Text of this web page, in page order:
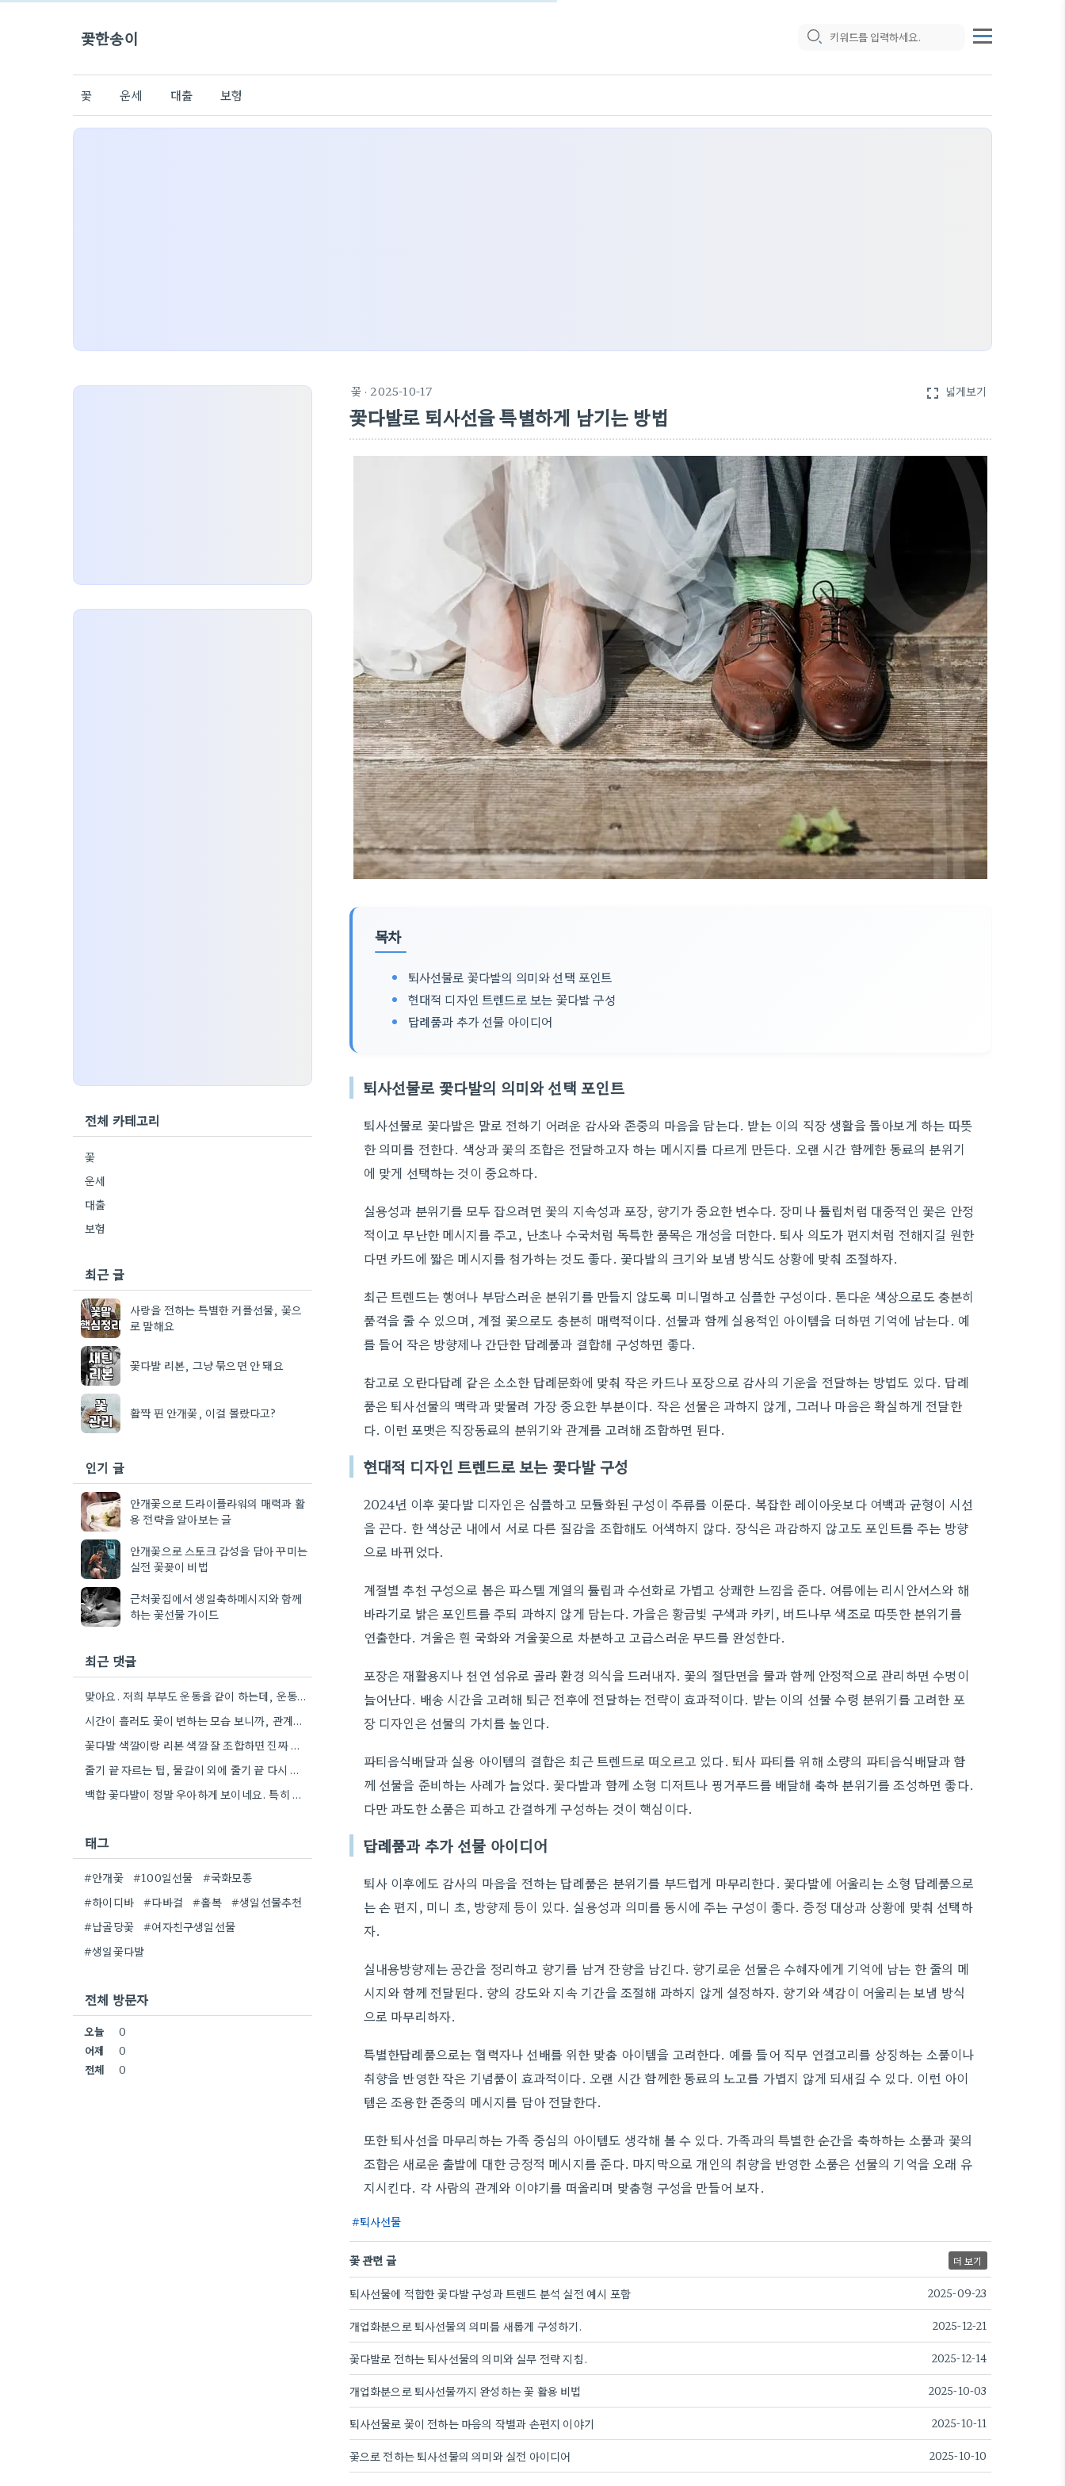
꽃한송이
꽃 운세 대출 보험
꽃· 2025-10-17 fullscreen 넓게보기
꽃다발로 퇴사선을 특별하게 남기는 방법
목차
퇴사선물로 꽃다발의 의미와 선택 포인트
현대적 디자인 트렌드로 보는 꽃다발 구성
답례품과 추가 선물 아이디어
퇴사선물로 꽃다발의 의미와 선택 포인트
퇴사선물로 꽃다발은 말로 전하기 어려운 감사와 존중의 마음을 담는다. 받는 이의 직장 생활을 돌아보게 하는 따뜻
한 의미를 전한다. 색상과 꽃의 조합은 전달하고자 하는 메시지를 다르게 만든다. 오랜 시간 함께한 동료의 분위기
에 맞게 선택하는 것이 중요하다.
실용성과 분위기를 모두 잡으려면 꽃의 지속성과 포장, 향기가 중요한 변수다. 장미나 튤립처럼 대중적인 꽃은 안정
적이고 무난한 메시지를 주고, 난초나 수국처럼 독특한 품목은 개성을 더한다. 퇴사 의도가 편지처럼 전해지길 원한
다면 카드에 짧은 메시지를 첨가하는 것도 좋다. 꽃다발의 크기와 보냄 방식도 상황에 맞춰 조절하자.
최근 트렌드는 행여나 부담스러운 분위기를 만들지 않도록 미니멀하고 심플한 구성이다. 톤다운 색상으로도 충분히
품격을 줄 수 있으며, 계절 꽃으로도 충분히 매력적이다. 선물과 함께 실용적인 아이템을 더하면 기억에 남는다. 예
를 들어 작은 방향제나 간단한 답례품과 결합해 구성하면 좋다.
참고로 오란다답례 같은 소소한 답례문화에 맞춰 작은 카드나 포장으로 감사의 기운을 전달하는 방법도 있다. 답례
품은 퇴사선물의 맥락과 맞물려 가장 중요한 부분이다. 작은 선물은 과하지 않게, 그러나 마음은 확실하게 전달한
다. 이런 포맷은 직장동료의 분위기와 관계를 고려해 조합하면 된다.
현대적 디자인 트렌드로 보는 꽃다발 구성
2024년 이후 꽃다발 디자인은 심플하고 모듈화된 구성이 주류를 이룬다. 복잡한 레이아웃보다 여백과 균형이 시선
을 끈다. 한 색상군 내에서 서로 다른 질감을 조합해도 어색하지 않다. 장식은 과감하지 않고도 포인트를 주는 방향
으로 바뀌었다.
계절별 추천 구성으로 봄은 파스텔 계열의 튤립과 수선화로 가볍고 상쾌한 느낌을 준다. 여름에는 리시안셔스와 해
바라기로 밝은 포인트를 주되 과하지 않게 담는다. 가을은 황금빛 구색과 카키, 버드나무 색조로 따뜻한 분위기를
연출한다. 겨울은 흰 국화와 겨울꽃으로 차분하고 고급스러운 무드를 완성한다.
포장은 재활용지나 천연 섬유로 골라 환경 의식을 드러내자. 꽃의 절단면을 물과 함께 안정적으로 관리하면 수명이
늘어난다. 배송 시간을 고려해 퇴근 전후에 전달하는 전략이 효과적이다. 받는 이의 선물 수령 분위기를 고려한 포
장 디자인은 선물의 가치를 높인다.
파티음식배달과 실용 아이템의 결합은 최근 트렌드로 떠오르고 있다. 퇴사 파티를 위해 소량의 파티음식배달과 함
께 선물을 준비하는 사례가 늘었다. 꽃다발과 함께 소형 디저트나 핑거푸드를 배달해 축하 분위기를 조성하면 좋다.
다만 과도한 소품은 피하고 간결하게 구성하는 것이 핵심이다.
답례품과 추가 선물 아이디어
퇴사 이후에도 감사의 마음을 전하는 답례품은 분위기를 부드럽게 마무리한다. 꽃다발에 어울리는 소형 답례품으로
는 손 편지, 미니 초, 방향제 등이 있다. 실용성과 의미를 동시에 주는 구성이 좋다. 증정 대상과 상황에 맞춰 선택하
자.
실내용방향제는 공간을 정리하고 향기를 남겨 잔향을 남긴다. 향기로운 선물은 수혜자에게 기억에 남는 한 줄의 메
시지와 함께 전달된다. 향의 강도와 지속 기간을 조절해 과하지 않게 설정하자. 향기와 색감이 어울리는 보냄 방식
으로 마무리하자.
특별한답례품으로는 협력자나 선배를 위한 맞춤 아이템을 고려한다. 예를 들어 직무 연결고리를 상징하는 소품이나
취향을 반영한 작은 기념품이 효과적이다. 오랜 시간 함께한 동료의 노고를 가볍지 않게 되새길 수 있다. 이런 아이
템은 조용한 존중의 메시지를 담아 전달한다.
또한 퇴사선을 마무리하는 가족 중심의 아이템도 생각해 볼 수 있다. 가족과의 특별한 순간을 축하하는 소품과 꽃의
조합은 새로운 출발에 대한 긍정적 메시지를 준다. 마지막으로 개인의 취향을 반영한 소품은 선물의 기억을 오래 유
지시킨다. 각 사람의 관계와 이야기를 떠올리며 맞춤형 구성을 만들어 보자.
퇴사선물
꽃 관련 글 더 보기
퇴사선물에 적합한 꽃다발 구성과 트렌드 분석 실전 예시 포함 2025-09-23
개업화분으로 퇴사선물의 의미를 새롭게 구성하기. 2025-12-21
꽃다발로 전하는 퇴사선물의 의미와 실무 전략 지침. 2025-12-14
개업화분으로 퇴사선물까지 완성하는 꽃 활용 비법 2025-10-03
퇴사선물로 꽃이 전하는 마음의 작별과 손편지 이야기 2025-10-11
꽃으로 전하는 퇴사선물의 의미와 실전 아이디어 2025-10-10
전체 카테고리
꽃
운세
대출
보험
최근 글
사랑을 전하는 특별한 커플선물, 꽃으
로 말해요
꽃다발 리본, 그냥 묶으면 안 돼요
활짝 핀 안개꽃, 이걸 몰랐다고?
인기 글
안개꽃으로 드라이플라워의 매력과 활
용 전략을 알아보는 글
안개꽃으로 스토크 감성을 담아 꾸미는
실전 꽃꽂이 비법
근처꽃집에서 생일축하메시지와 함께
하는 꽃선물 가이드
최근 댓글
맞아요. 저희 부부도 운동을 같이 하는데, 운동화 선물하는 것도 좋은 생각이었네요. 꽃과 함께라면 더 센스…
시간이 흘러도 꽃이 변하는 모습 보니까, 관계의 흐름이 생각나네요.
꽃다발 색깔이랑 리본 색깔 잘 조합하면 진짜 멋있더라구요.
줄기 끝 자르는 팁, 물갈이 외에 줄기 끝 다시 자르는 방법도 있네요. 그거 완전 꿀팁인…
백합 꽃다발이 정말 우아하게 보이네요. 특히 흰색이나 연한 색 계열이 안전한 선택인 것 같아요.
태그
#안개꽃 #100일선물
#국화모종
#하이디바
#다바걸 #홀복
#생일선물추천
#납골당꽃
#여자친구생일선물
#생일꽃다발
전체 방문자
오늘
0
어제
0
전체
0